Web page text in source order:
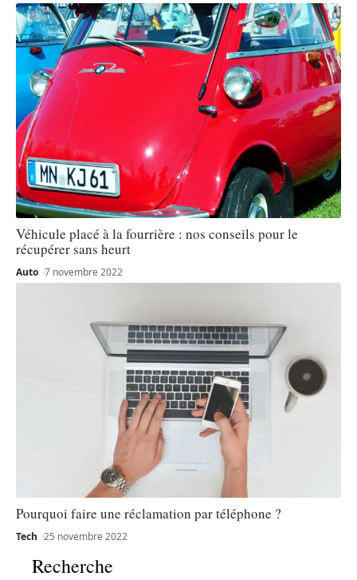
Véhicule placé à la fourrière : nos conseils pour le
récupérer sans heurt
Auto 7 novembre 2022
Pourquoi faire une réclamation par téléphone ?
Tech 25 novembre 2022
Recherche